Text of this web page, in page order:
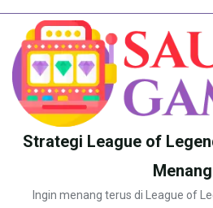
content
Strategi League of
Menang
Ingin menang terus di League of